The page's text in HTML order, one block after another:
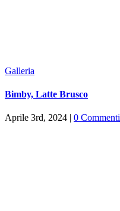
Galleria
Bimby, Latte Brusco
Aprile 3rd, 2024 | 0 Commenti